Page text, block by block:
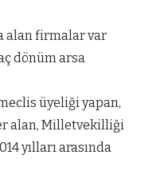
alan firmalar var
dönüm arsa
üyeliği yapan,
alan, Milletvekilliği
yılları arasında